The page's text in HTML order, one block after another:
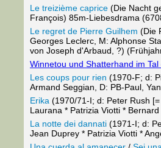
Le treizième caprice (Die Nacht
François) 85m-Liebesdrama
Le regret de Pierre Guilhem (Die
Georges Leclerc, M: Alphonse
von Joseph d'Arbaud, ?)
Winnetou und Shatterhand im Tal
Les coups pour rien (1970-F; d:
Armand Seggian, D: PB-Paul,
Erika (1970/71-I; d: Peter Rush
Laurana * Patrizia Viotti *
La notte dei dannati (1971-I; d:
Jean Duprey * Patrizia Viotti *